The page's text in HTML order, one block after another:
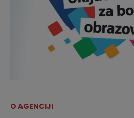
O AGENCIJI